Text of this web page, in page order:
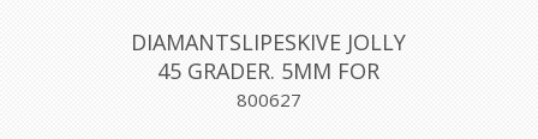
DIAMANTSLIPESKIVE JOLLY
45 GRADER. 5MM FOR
VINKELSLIPER, MONTOLIT
800627